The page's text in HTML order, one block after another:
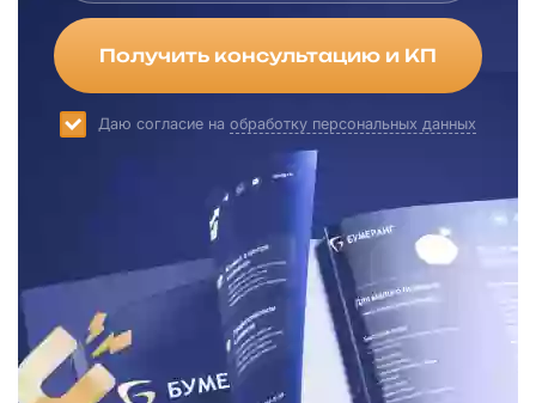
Получить консультацию и КП
Даю согласие на обработку персональных данных